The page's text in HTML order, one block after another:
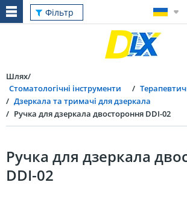
Фільтр
Шлях
Стоматологічні інструменти
Дзеркала та тримачі для дзеркала
Ручка для дзеркала двостороння DDI-02
Ручка для дзеркала
DDI-02